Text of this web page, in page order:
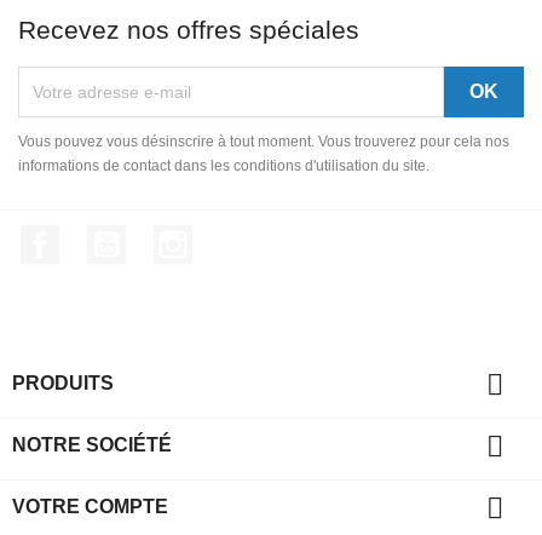
Recevez nos offres spéciales
Vous pouvez vous désinscrire à tout moment. Vous trouverez pour cela nos
informations de contact dans les conditions d'utilisation du site.
PRODUITS 
NOTRE SOCIÉTÉ 
VOTRE COMPTE 